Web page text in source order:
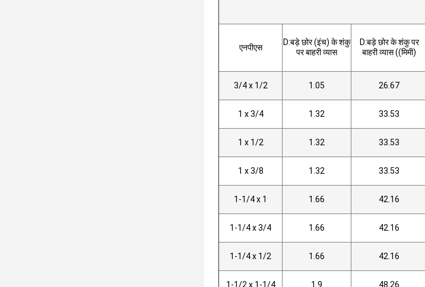
एनपीएस
D:बड़े छोर (इंच) के शंकु
पर बाहरी व्यास
D:बड़े छोर के शंकु पर
बाहरी व्यास ((मिमी)
3/4 x 1/2 1.05 26.67
1 x 3/4 1.32 33.53
1 x 1/2 1.32 33.53
1 x 3/8 1.32 33.53
1-1/4 x 1 1.66 42.16
1-1/4 x 3/4 1.66 42.16
1-1/4 x 1/2 1.66 42.16
1-1/2 x 1-1/4 1.9 48.26